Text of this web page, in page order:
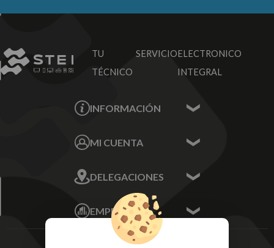
TU SERVICIO
TÉCNICO
ELECTRONICO
INTEGRAL
INFORMACIÓN
Sobre nosotros
MI CUENTA
Mis Direcciones
Mis Pedidos
Mis favoritos
FAQ's
DELEGACIONES
Écija - Sevilla
Av. Plaza de Toros.
Local 3
Córdoba
EMPRESA
Aviso Legal